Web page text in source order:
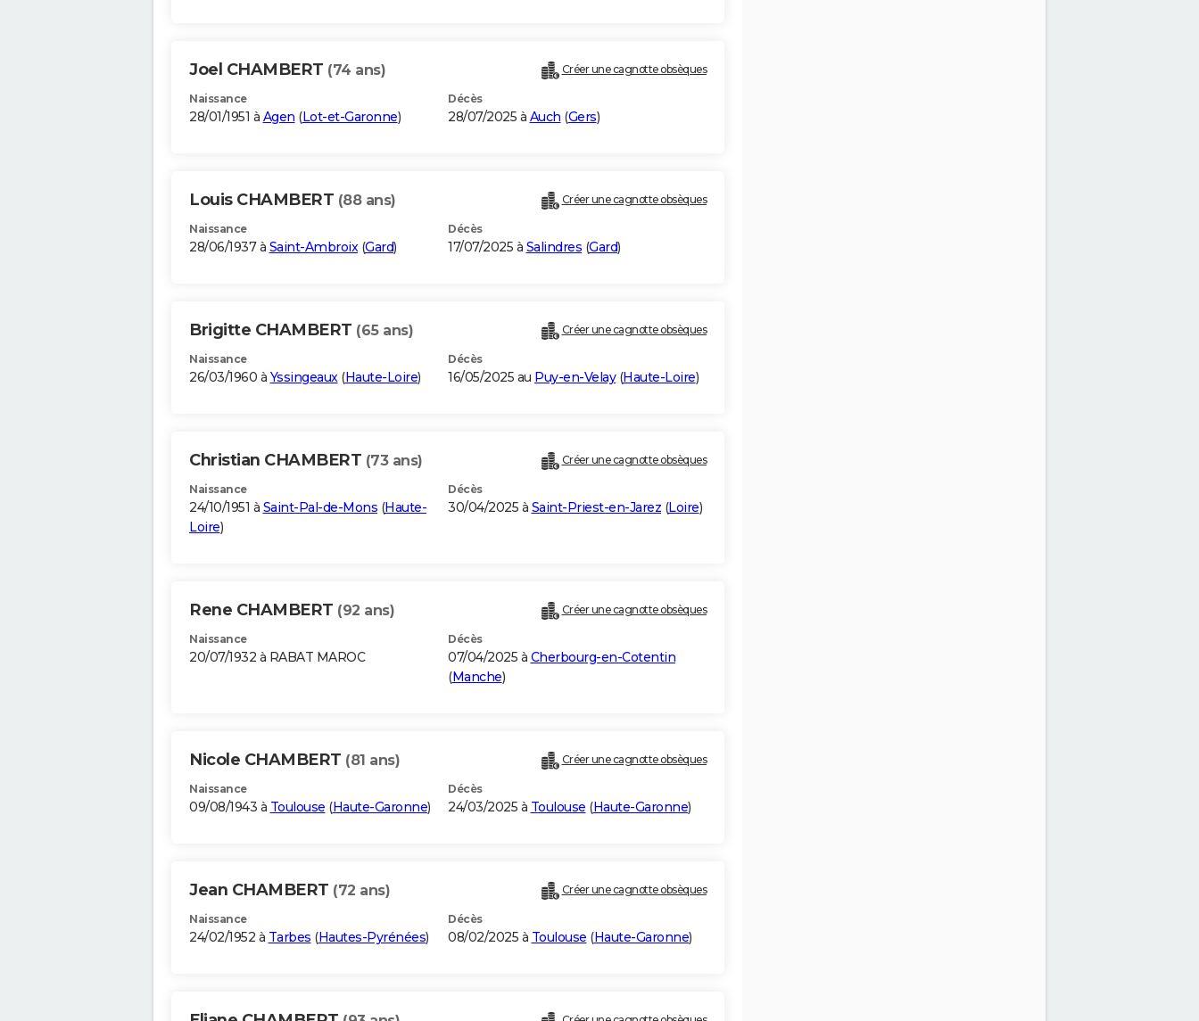
Joel CHAMBERT (74 ans) Créer une cagnotte obsèques
Naissance
28/01/1951 à Agen (Lot-et-Garonne)
Décès
28/07/2025 à Auch (Gers)
Louis CHAMBERT (88 ans) Créer une cagnotte obsèques
Naissance
28/06/1937 à Saint-Ambroix(Gard)
Décès
17/07/2025 à Salindres (Gard)
Brigitte CHAMBERT (65 ans) Créer une cagnotte obsèques
Naissance
26/03/1960 à Yssingeaux(Haute-Loire)
Décès
16/05/2025 au Puy-en-Velay(Haute-Loire)
Christian CHAMBERT (73 ans) Créer une cagnotte obsèques
Naissance
24/10/1951 à Saint-Pal-de-Mons (Haute-
Loire)
Décès
30/04/2025 à Saint-Priest-en-Jarez (Loire)
Rene CHAMBERT (92 ans) Créer une cagnotte obsèques
Naissance
20/07/1932 à RABAT MAROC
Décès
07/04/2025 à Cherbourg-en-Cotentin
(Manche)
Nicole CHAMBERT (81 ans) Créer une cagnotte obsèques
Naissance
09/08/1943 à Toulouse (Haute-Garonne)
Décès
24/03/2025 à Toulouse (Haute-Garonne)
Jean CHAMBERT (72 ans) Créer une cagnotte obsèques
Naissance
24/02/1952 à Tarbes (Hautes-Pyrénées)
Décès
08/02/2025 à Toulouse (Haute-Garonne)